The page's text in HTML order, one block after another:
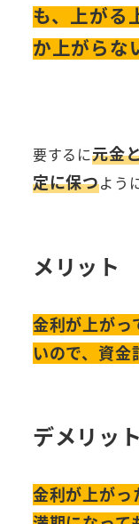
も、上がる
か上がらな
要するに元金
定に保つよう
メリット
金利が上がっ
いので、資金
デメリット
金利が上がっ